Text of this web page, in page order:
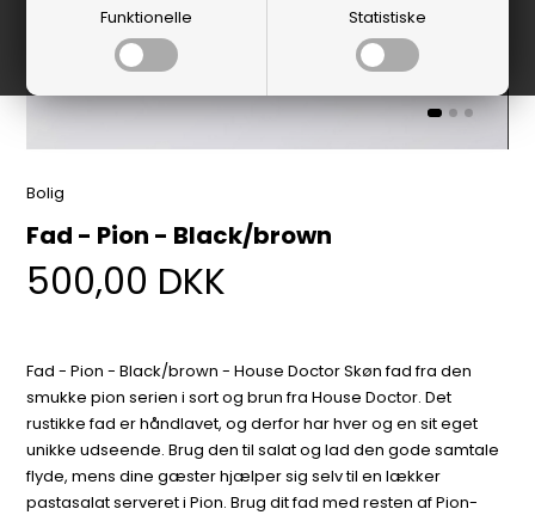
Funktionelle Statistiske
Bolig
Fad - Pion - Black/brown
500,00 DKK
Fad - Pion - Black/brown - House Doctor Skøn fad fra den
smukke pion serien i sort og brun fra House Doctor. Det
rustikke fad er håndlavet, og derfor har hver og en sit eget
unikke udseende. Brug den til salat og lad den gode samtale
flyde, mens dine gæster hjælper sig selv til en lækker
pastasalat serveret i Pion. Brug dit fad med resten af Pion-